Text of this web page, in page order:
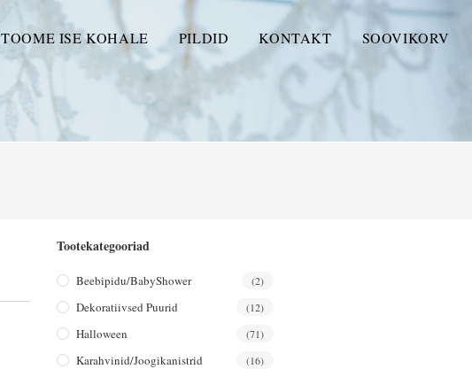
TOOME ISE KOHALE PILDID KONTAKT SOOVIKORV
Tootekategooriad
Beebipidu/BabyShower (2)
Dekoratiivsed Puurid (12)
Halloween (71)
Karahvinid/joogikanistrid (16)